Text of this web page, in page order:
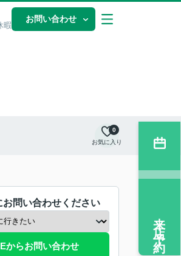
暇
お問い合わせ
お気に入り
0
お問い合わせください
からお問い合わせ
来店予約